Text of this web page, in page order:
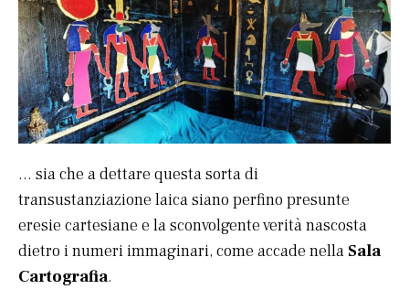
… sia che a dettare questa sorta di
transustanziazione laica siano perfino presunte
eresie cartesiane e la sconvolgente verità nascosta
dietro i numeri immaginari, come accade nella Sala
Cartografia.